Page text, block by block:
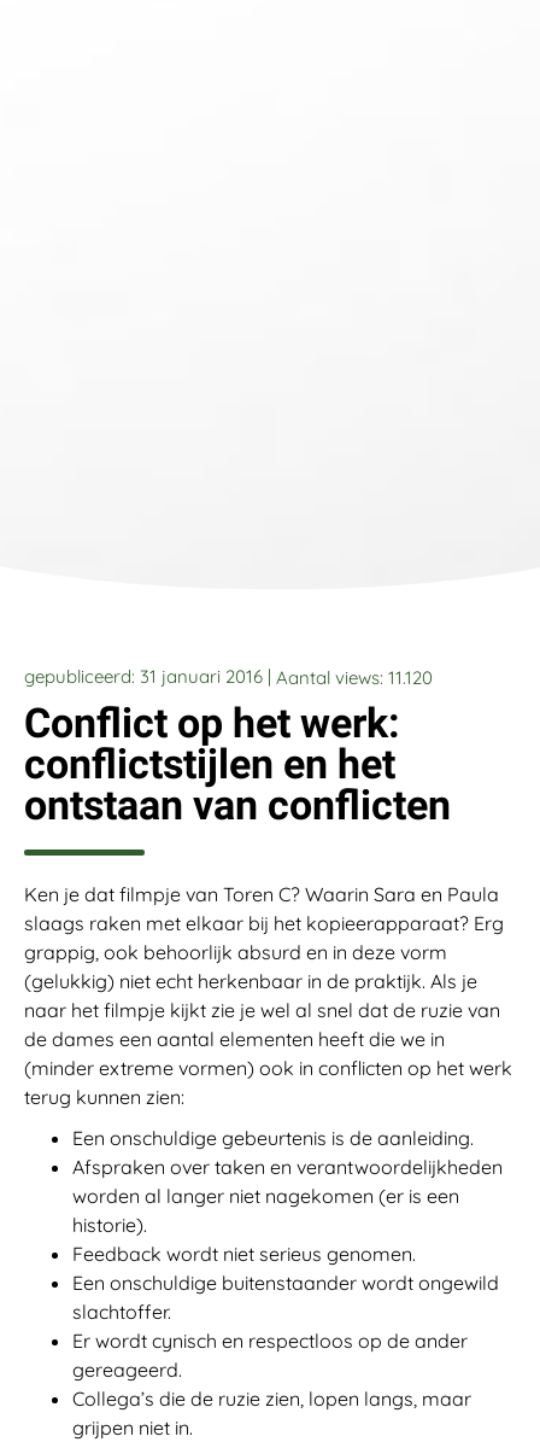
gepubliceerd: 31 januari 2016 | Aantal views: 11.120
Conflict op het werk:
conflictstijlen en het
ontstaan van conflicten
Ken je dat filmpje van Toren C? Waarin Sara en Paula
slaags raken met elkaar bij het kopieerapparaat? Erg
grappig, ook behoorlijk absurd en in deze vorm
(gelukkig) niet echt herkenbaar in de praktijk. Als je
naar het filmpje kijkt zie je wel al snel dat de ruzie van
de dames een aantal elementen heeft die we in
(minder extreme vormen) ook in conflicten op het werk
terug kunnen zien:
Een onschuldige gebeurtenis is de aanleiding.
Afspraken over taken en verantwoordelijkheden
worden al langer niet nagekomen (er is een
historie).
Feedback wordt niet serieus genomen.
Een onschuldige buitenstaander wordt ongewild
slachtoffer.
Er wordt cynisch en respectloos op de ander
gereageerd.
Collega’s die de ruzie zien, lopen langs, maar
grijpen niet in.